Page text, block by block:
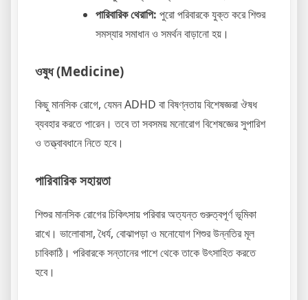
পারিবারিক থেরাপি: পুরো পরিবারকে যুক্ত করে শিশুর
সমস্যার সমাধান ও সমর্থন বাড়ানো হয়।
ওষুধ (Medicine)
কিছু মানসিক রোগে, যেমন ADHD বা বিষণ্নতায় বিশেষজ্ঞরা ঔষধ
ব্যবহার করতে পারেন। তবে তা সবসময় মনোরোগ বিশেষজ্ঞের সুপারিশ
ও তত্ত্বাবধানে নিতে হবে।
পারিবারিক সহায়তা
শিশুর মানসিক রোগের চিকিৎসায় পরিবার অত্যন্ত গুরুত্বপূর্ণ ভূমিকা
রাখে। ভালোবাসা, ধৈর্য, বোঝাপড়া ও মনোযোগ শিশুর উন্নতির মূল
চাবিকাঠি। পরিবারকে সন্তানের পাশে থেকে তাকে উৎসাহিত করতে
হবে।